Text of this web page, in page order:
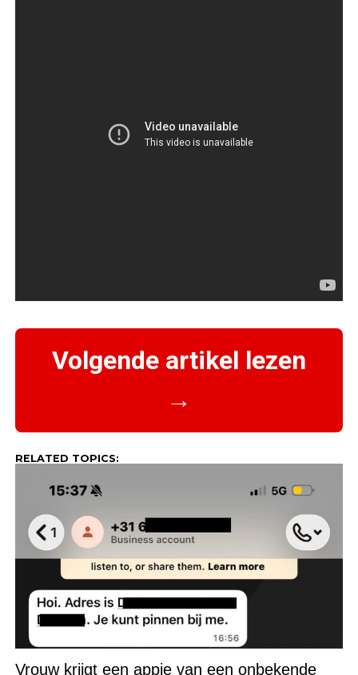
Volgende artikel lezen
→
RELATED TOPICS:
Vrouw krijgt een appje van een onbekende